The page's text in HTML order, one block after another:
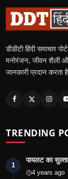
डीडीटी हिंदी समाचार
मनोरंजन, जीवन शैली
जानकारी प्रदान करता
TRENDING
1
पायलट का
4 years ago